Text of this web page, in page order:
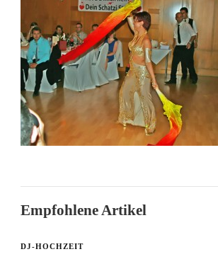
BRAUNSCHWEIG
Empfohlene Artikel
DJ-HOCHZEIT